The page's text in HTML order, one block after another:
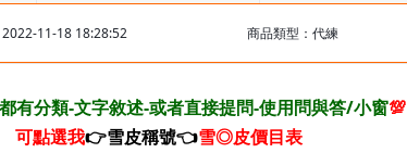
11-18 18:28:52 商品類型：代練
有分類-文字敘述-或者直接提問-使用問與答/小窗💯
可點選我👉雪皮稱號👈雪◎皮價目表